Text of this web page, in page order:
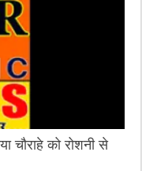
चौराहे को रोशनी से